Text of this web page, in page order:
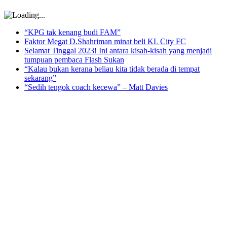
“KPG tak kenang budi FAM”
Faktor Megat D.Shahriman minat beli KL City FC
Selamat Tinggal 2023! Ini antara kisah-kisah yang menjadi
tumpuan pembaca Flash Sukan
“Kalau bukan kerana beliau kita tidak berada di tempat
sekarang”
“Sedih tengok coach kecewa” – Matt Davies